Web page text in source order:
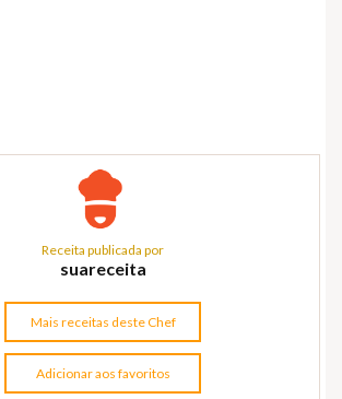
Receita publicada por
suareceita
Mais receitas deste Chef
Adicionar aos favoritos